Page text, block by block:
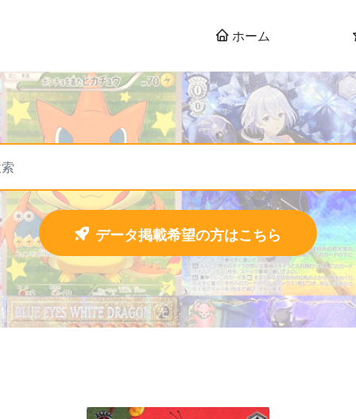
ホーム
データ掲載希望の方はこちら